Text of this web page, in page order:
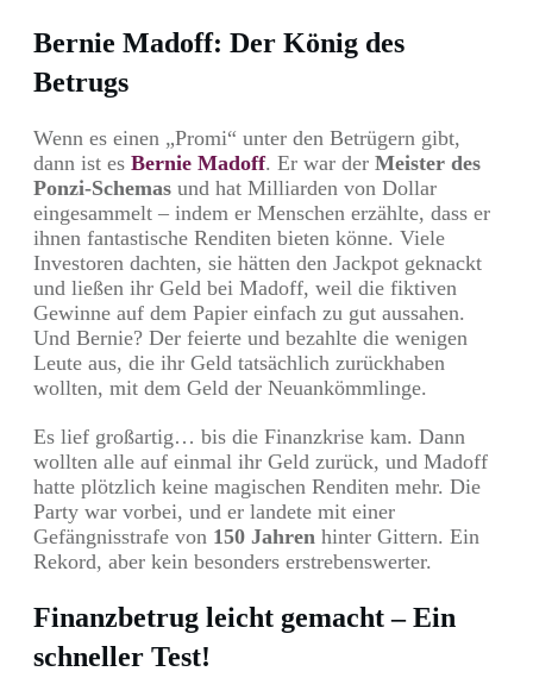
Bernie Madoff: Der König des
Betrugs
Wenn es einen „Promi“ unter den Betrügern gibt,
dann ist es Bernie Madoff. Er war der Meister des
Ponzi-Schemas und hat Milliarden von Dollar
eingesammelt – indem er Menschen erzählte, dass er
ihnen fantastische Renditen bieten könne. Viele
Investoren dachten, sie hätten den Jackpot geknackt
und ließen ihr Geld bei Madoff, weil die fiktiven
Gewinne auf dem Papier einfach zu gut aussahen.
Und Bernie? Der feierte und bezahlte die wenigen
Leute aus, die ihr Geld tatsächlich zurückhaben
wollten, mit dem Geld der Neuankömmlinge.
Es lief großartig… bis die Finanzkrise kam. Dann
wollten alle auf einmal ihr Geld zurück, und Madoff
hatte plötzlich keine magischen Renditen mehr. Die
Party war vorbei, und er landete mit einer
Gefängnisstrafe von 150 Jahren hinter Gittern. Ein
Rekord, aber kein besonders erstrebenswerter.
Finanzbetrug leicht gemacht – Ein
schneller Test!